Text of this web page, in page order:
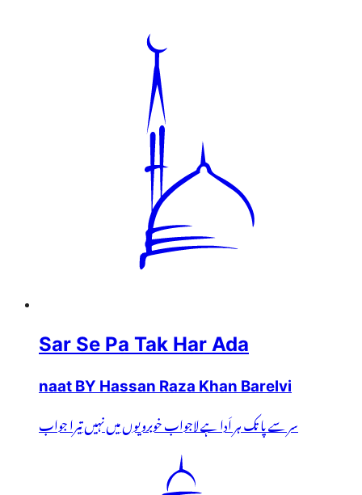
Sar Se Pa Tak Har Ada
naat BY Hassan Raza Khan Barelvi
سر سے پا تک ہر اَدا ہے لاجواب خوبرویوں میں نہیں تیرا جواب